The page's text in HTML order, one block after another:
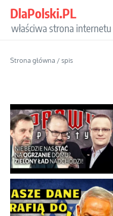
DlaPolski.PL
właściwa strona internetu
Strona główna /spis